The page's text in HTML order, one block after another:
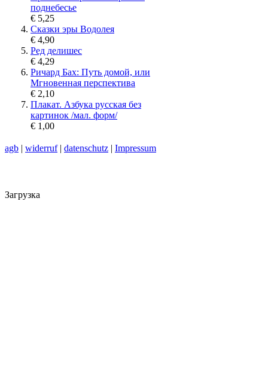
поднебесье
€ 5,25
Сказки эры Водолея
€ 4,90
Ред делишес
€ 4,29
Ричард Бах: Путь домой, или
Мгновенная перспектива
€ 2,10
Плакат. Азбука русская без
картинок /мал. форм/
€ 1,00
agb | widerruf| datenschutz | Impressum
Загрузка